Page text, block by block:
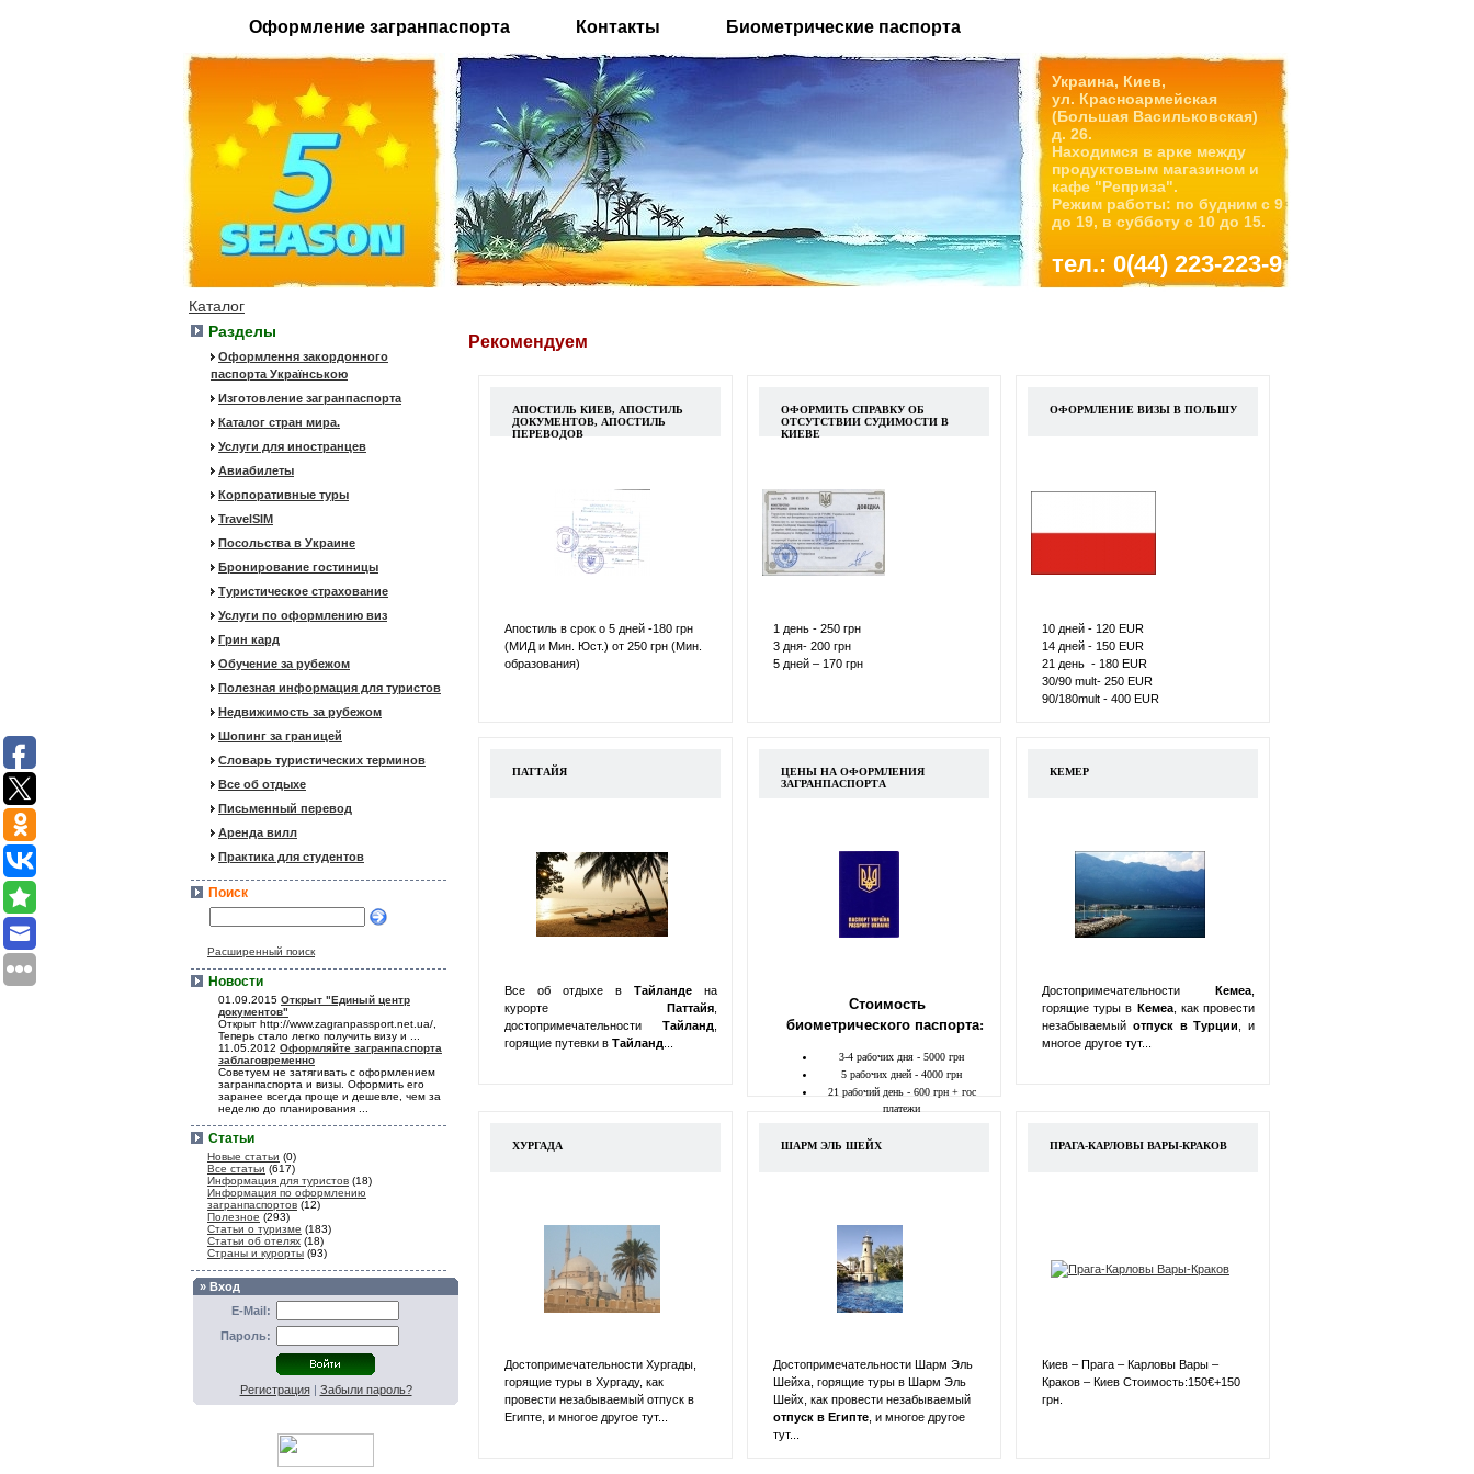
Оформление загранпаспорта Контакты Биометрические паспорта
Украина, Киев,
ул. Красноармейская
(Большая Васильковская)
д. 26.
Находимся в арке между
продуктовым магазином и
кафе "Реприза".
Режим работы: по будним с 9
до 19, в субботу с 10 до 15.
тел.: 0(44) 223-223-9
Каталог
Разделы
Оформлення закордонного
паспорта Українською
Изготовление загранпаспорта
Каталог стран мира.
Услуги для иностранцев
Авиабилеты
Корпоративные туры
TravelSIM
Посольства в Украине
Бронирование гостиницы
Туристическое страхование
Услуги по оформлению виз
Грин кард
Обучение за рубежом
Полезная информация для туристов
Недвижимость за рубежом
Шопинг за границей
Словарь туристических терминов
Все об отдыхе
Письменный перевод
Аренда вилл
Практика для студентов
Поиск
Расширенный поиск
Новости
01.09.2015 Открыт "Единый центр
документов"
Открыт http://www.zagranpassport.net.ua/,
Теперь стало легко получить визу и ...
11.05.2012 Оформляйте загранпаспорта
заблаговременно
Советуем не затягивать с оформлением
загранпаспорта и визы. Оформить его
заранее всегда проще и дешевле, чем за
неделю до планирования ...
Статьи
Новые статьи (0)
Все статьи (617)
Информация для туристов (18)
Информация по оформлению
загранпаспортов (12)
Полезное (293)
Статьи о туризме (183)
Статьи об отелях (18)
Страны и курорты (93)
» Вход
E-Mail:
Пароль:
Регистрация| Забыли пароль?
Рекомендуем
АПОСТИЛЬ КИЕВ, АПОСТИЛЬ
ДОКУМЕНТОВ, АПОСТИЛЬ
ПЕРЕВОДОВ
Апостиль в срок о 5 дней -180 грн
(МИД и Мин. Юст.) от 250 грн (Мин.
образования)
ОФОРМИТЬ СПРАВКУ ОБ
ОТСУТСТВИИ СУДИМОСТИ В
КИЕВЕ
1 день - 250 грн
3 дня- 200 грн
5 дней – 170 грн
ОФОРМЛЕНИЕ ВИЗЫ В ПОЛЬШУ
10 дней - 120 ЕUR
14 дней - 150 ЕUR
21 день - 180 ЕUR
30/90 mult- 250 ЕUR
90/180mult - 400 ЕUR
ПАТТАЙЯ
Все об отдыхе в Тайланде на
курорте Паттайя
достопримечательности Тайланд
горящие путевки в Тайланд
ЦЕНЫ НА ОФОРМЛЕНИЯ
ЗАГРАНПАСПОРТА
Стоимость
биометрического паспорта:
3-4 рабочих дня - 5000 грн
5 рабочих дней - 4000 грн
21 рабочий день - 600 грн + гос
платежи
КЕМЕР
Достопримечательности Кемеа
горящие туры в Кемеа, как провести
незабываемый отпуск в Турции
, и
многое другое тут...
ХУРГАДА
Достопримечательности Хургады,
горящие туры в Хургаду, как
провести незабываемый отпуск в
Египте, и многое другое тут...
ШАРМ ЭЛЬ ШЕЙХ
Достопримечательности Шарм Эль
Шейха, горящие туры в Шарм Эль
Шейх, как провести незабываемый
отпуск в Египте , и многое другое
тут...
ПРАГА-КАРЛОВЫ ВАРЫ-КРАКОВ
Киев – Прага – Карловы Вары –
Краков – Киев Стоимость:150€+150
грн.